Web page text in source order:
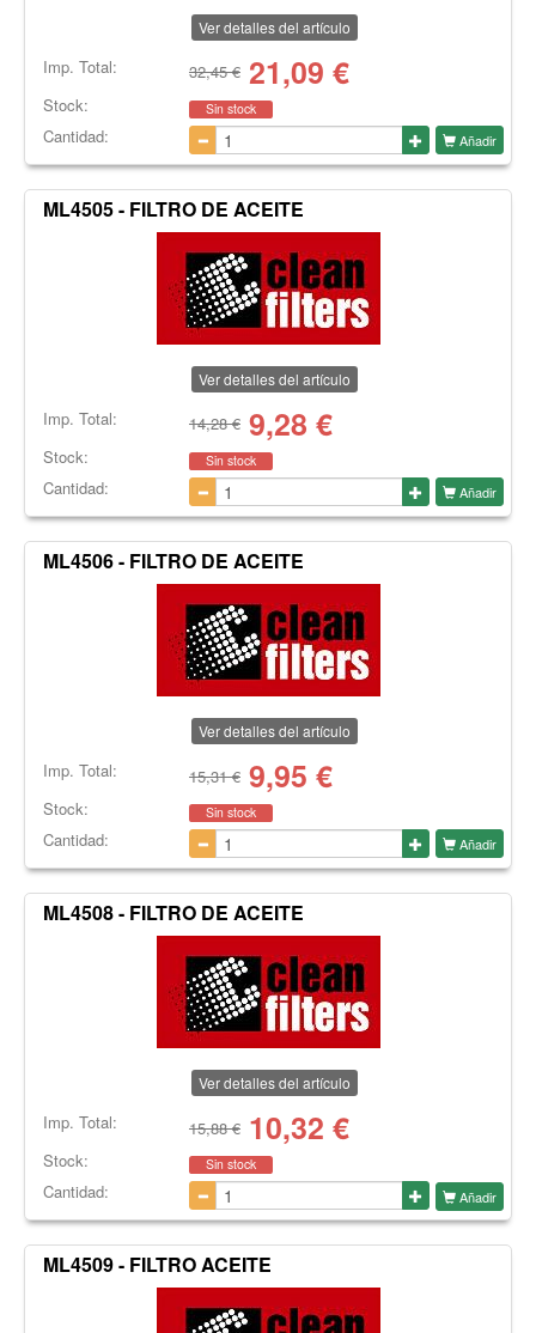
Ver detalles del artículo
Imp. Total: 32,45 € 21,09 €
Stock: Sin stock
Cantidad: Añadir
ML4505 - FILTRO DE ACEITE
Ver detalles del artículo
Imp. Total: 14,28 € 9,28 €
Stock: Sin stock
Cantidad: Añadir
ML4506 - FILTRO DE ACEITE
Ver detalles del artículo
Imp. Total: 15,31 € 9,95 €
Stock: Sin stock
Cantidad: Añadir
ML4508 - FILTRO DE ACEITE
Ver detalles del artículo
Imp. Total: 15,88 € 10,32 €
Stock: Sin stock
Cantidad: Añadir
ML4509 - FILTRO ACEITE